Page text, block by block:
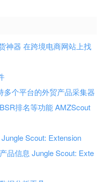
神器 在跨境电商网站上找
多个平台的外贸产品采集器
排名等功能 AMZScout
Scout: Extension
品信息 Jungle Scout: Exte